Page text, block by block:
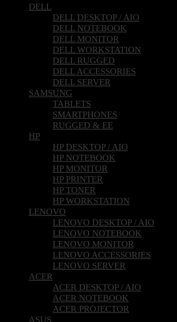
DELL
DELL DESKTOP / AIO
DELL NOTEBOOK
DELL MONITOR
DELL WORKSTATION
DELL RUGGED
DELL ACCESSORIES
DELL SERVER
SAMSUNG
TABLETS
SMARTPHONES
RUGGED & EE
HP
HP DESKTOP / AIO
HP NOTEBOOK
HP MONITOR
HP PRINTER
HP TONER
HP WORKSTATION
LENOVO
LENOVO DESKTOP / AIO
LENOVO NOTEBOOK
LENOVO MONITOR
LENOVO ACCESSORIES
LENOVO SERVER
ACER
ACER DESKTOP / AIO
ACER NOTEBOOK
ACER PROJECTOR
ASUS